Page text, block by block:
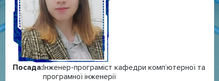
Посада:Інженер-програміст кафедри комп’ютерної та
програмної інженерії